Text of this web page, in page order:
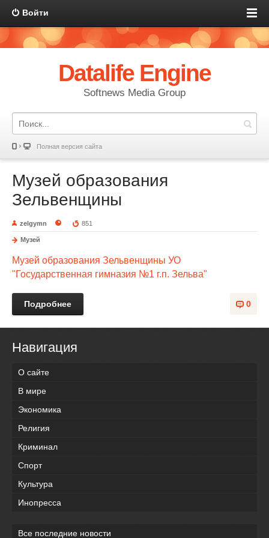
Войти
Datalife Engine
Softnews Media Group
Полная версия сайта
Музей образования
Зельвенщины
zelgymn 851
Музей
Музей образования Зельвенщины УО
"Государственная гимназия №1 г.п. Зельва"
0
Подробнее
Навигация
О сайте
В мире
Экономика
Религия
Криминал
Спорт
Культура
Инопресса
Все последние новости